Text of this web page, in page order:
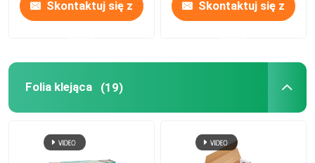
Skontaktuj się z nami
Aktualności
Sprawy
Skontaktuj się z Skontaktuj się z
Folia klejąca (19)